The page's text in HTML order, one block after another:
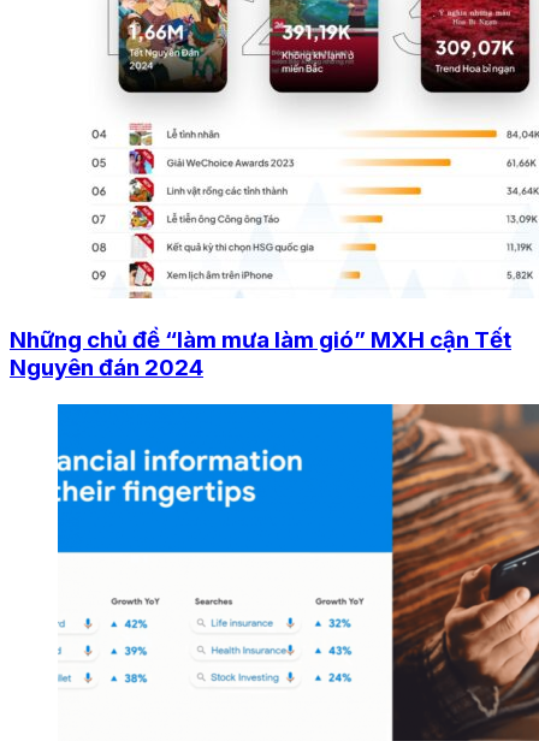
Những chủ đề “làm mưa làm gió” MXH cận Tết
Nguyên đán 2024